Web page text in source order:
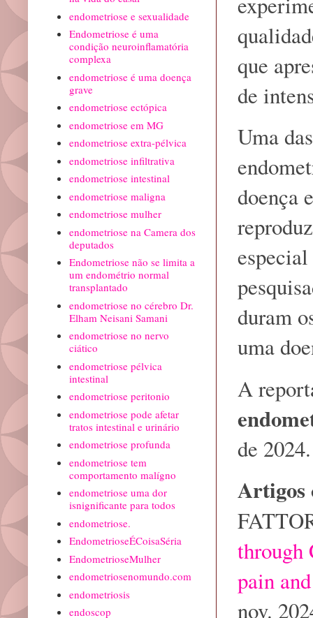
que
de
Uma
doença
duram
uma
A
de 2024.
Artigos
through
pain
nov.
endometriose e sexualidade
Endometriose é uma
condição neuroinflamatória
complexa
endometriose é uma doença
grave
endometriose ectópica
endometriose em MG
endometriose extra-pélvica
endometriose infiltrativa
endometriose intestinal
endometriose maligna
endometriose mulher
endometriose na Camera dos
deputados
Endometriose não se limita a
um endométrio normal
transplantado
endometriose no cérebro Dr.
Elham Neisani Samani
endometriose no nervo
ciático
endometriose pélvica
intestinal
endometriose peritonio
endometriose pode afetar
tratos intestinal e urinário
endometriose profunda
endometriose tem
comportamento malígno
endometriose uma dor
isnignificante para todos
endometriose.
EndometrioseÉCoisaSéria
EndometrioseMulher
endometriosenomundo.com
endometriosis
endoscop